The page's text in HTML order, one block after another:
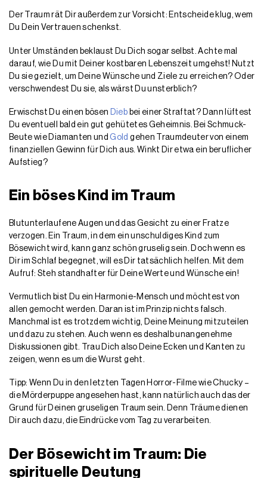
Der Traum rät Dir außerdem zur Vorsicht: Entscheide klug, wem
Du Dein Vertrauen schenkst.
Unter Umständen beklaust Du Dich sogar selbst. Achte mal
darauf, wie Du mit Deiner kostbaren Lebenszeit umgehst! Nutzt
Du sie gezielt, um Deine Wünsche und Ziele zu erreichen? Oder
verschwendest Du sie, als wärst Du unsterblich?
Erwischst Du einen bösen Dieb bei einer Straftat? Dann lüftest
Du eventuell bald ein gut gehütetes Geheimnis. Bei Schmuck-
Beute wie Diamanten undGold gehen Traumdeuter von einem
finanziellen Gewinn für Dich aus. Winkt Dir etwa ein beruflicher
Aufstieg?
Ein böses Kind im Traum
Blutunterlaufene Augen und das Gesicht zu einer Fratze
verzogen. Ein Traum, in dem ein unschuldiges Kind zum
Bösewicht wird, kann ganz schön gruselig sein. Doch wenn es
Dir im Schlaf begegnet, will es Dir tatsächlich helfen. Mit dem
Aufruf: Steh standhafter für Deine Werte und Wünsche ein!
Vermutlich bist Du ein Harmonie-Mensch und möchtest von
allen gemocht werden. Daran ist im Prinzip nichts falsch.
Manchmal ist es trotzdem wichtig, Deine Meinung mitzuteilen
und dazu zu stehen. Auch wenn es deshalb unangenehme
Diskussionen gibt. Trau Dich also Deine Ecken und Kanten zu
zeigen, wenn es um die Wurst geht.
Tipp: Wenn Du in den letzten Tagen Horror-Filme wie Chucky –
die Mörderpuppe angesehen hast, kann natürlich auch das der
Grund für Deinen gruseligen Traum sein. Denn Träume dienen
Dir auch dazu, die Eindrücke vom Tag zu verarbeiten.
Der Bösewicht im Traum: Die
spirituelle Deutung